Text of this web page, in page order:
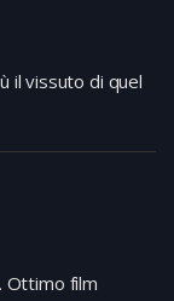
il vissuto di quel
Ottimo film